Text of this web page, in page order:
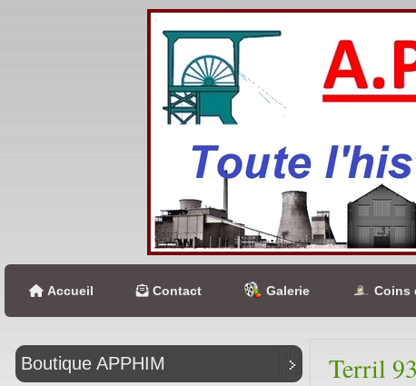
Accueil Contact Galerie Coins
Boutique APPHIM Terril